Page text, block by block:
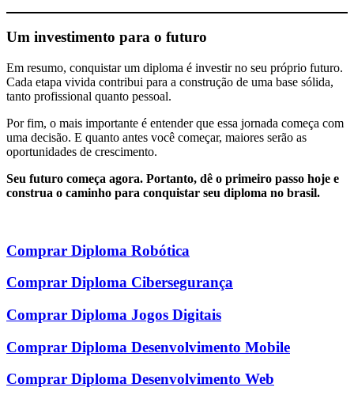
Um investimento para o futuro
Em resumo, conquistar um diploma é investir no seu próprio futuro.
Cada etapa vivida contribui para a construção de uma base sólida,
tanto profissional quanto pessoal.
Por fim, o mais importante é entender que essa jornada começa com
uma decisão. E quanto antes você começar, maiores serão as
oportunidades de crescimento.
Seu futuro começa agora. Portanto, dê o primeiro passo hoje e
construa o caminho para conquistar seu diploma no brasil.
Comprar Diploma Robótica
Comprar Diploma Cibersegurança
Comprar Diploma Jogos Digitais
Comprar Diploma Desenvolvimento Mobile
Comprar Diploma Desenvolvimento Web